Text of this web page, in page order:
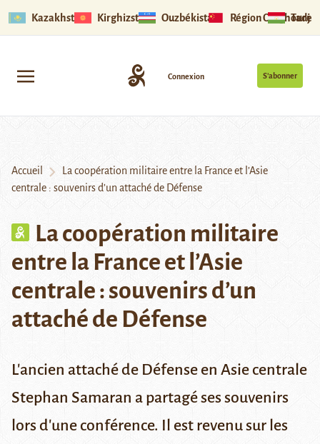
Kazakhstan Kirghizstan Ouzbékistan Région Ouïghoure
S’abonner
Connexion
Accueil
La coopération militaire entre la France et l’Asie
centrale : souvenirs d’un attaché de Défense
La coopération militaire
entre la France et l’Asie
centrale : souvenirs d’un
attaché de Défense
L'ancien attaché de Défense en Asie centrale
Stephan Samaran a partagé ses souvenirs
lors d'une conférence. Il est revenu sur les